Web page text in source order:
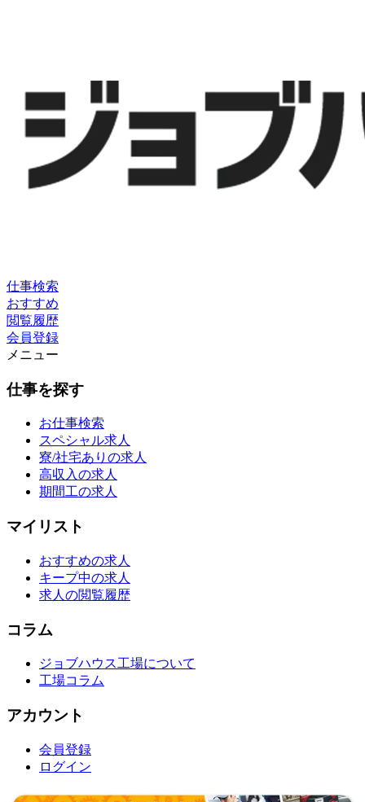
仕事検索
おすすめ
閲覧履歴
会員登録
メニュー
仕事を探す
お仕事検索
スペシャル求人
寮/社宅ありの求人
高収入の求人
期間工の求人
マイリスト
おすすめの求人
キープ中の求人
求人の閲覧履歴
コラム
ジョブハウス工場について
工場コラム
アカウント
会員登録
ログイン